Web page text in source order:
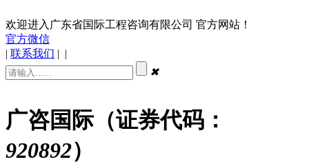
欢迎进入广东省国际工程咨询有限公司 官方网站！
官方微信
| 联系我们 | |
✖
广咨国际（证券代码：
920892）